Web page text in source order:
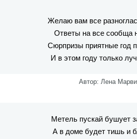
Желаю вам все
Ответы на все сообща
Сюрпризы приятные год
И в этом году только
Автор: Лена
Метель пускай бушует
А в доме будет тишь и